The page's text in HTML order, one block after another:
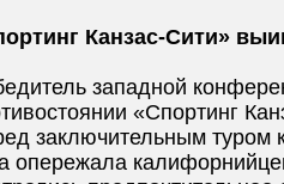
Канзас-Сити»
западной
«Спортинг
заключительным туром
опережала